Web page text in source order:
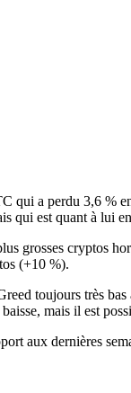
qui a perdu 3,6 %
qui est quant à lui
cryptos
(+10 %).
toujours très
mais il est
aux dernières